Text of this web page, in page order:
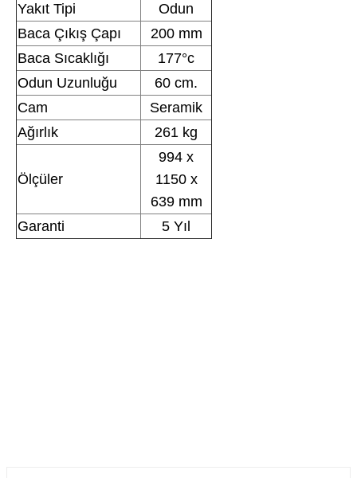
Yakıt Tipi
Odun
Baca Çıkış Çapı
200 mm
Baca Sıcaklığı
177°c
Odun Uzunluğu
60 cm.
Cam
Seramik
Ağırlık
261 kg
Ölçüler
994 x
1150 x
639 mm
Garanti
5 Yıl